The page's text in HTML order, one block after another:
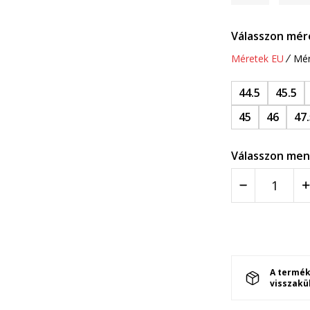
Válasszon
Méretek EU
44.5
45.5
45
46
Válasszon
A